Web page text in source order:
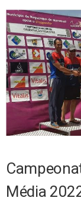
Média